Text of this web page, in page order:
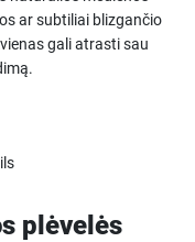
ar subtiliai blizgančio
gali atrasti sau
plėvelės